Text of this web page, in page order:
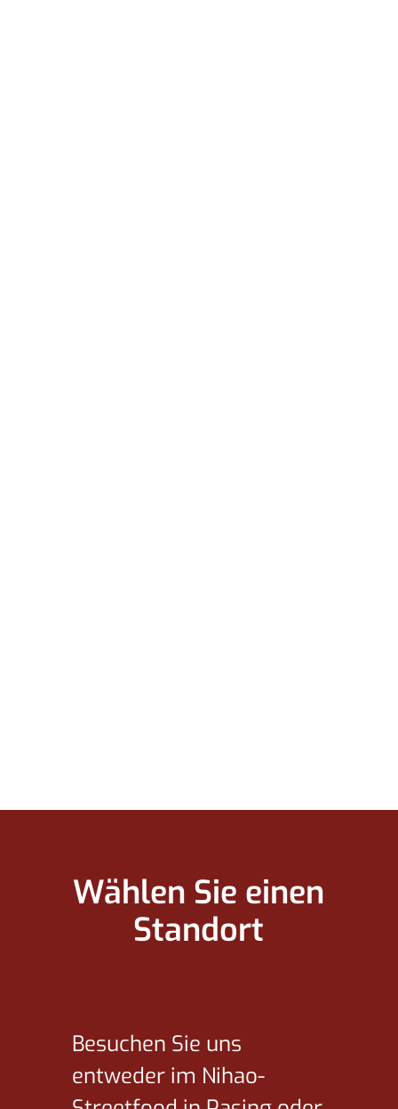
Wählen Sie einen
Standort
Besuchen Sie uns
entweder im Nihao-